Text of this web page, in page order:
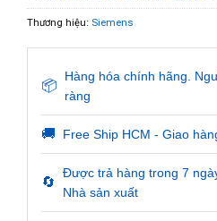
Thương hiệu: Siemens
📦
Hàng hóa chính hãng.
ràng
🚚 Free Ship HCM - Giao
🔄
Được trả hàng trong 7
Nhà sản xuất